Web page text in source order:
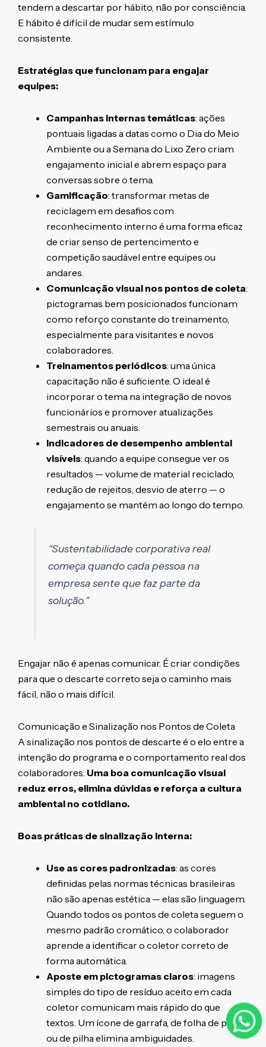
tendem a descartar por hábito, não por consciência.
E hábito é difícil de mudar sem estímulo
consistente.
Estratégias que funcionam para engajar
equipes:
Campanhas internas temáticas: ações
pontuais ligadas a datas como o Dia do Meio
Ambiente ou a Semana do Lixo Zero criam
engajamento inicial e abrem espaço para
conversas sobre o tema.
Gamificação: transformar metas de
reciclagem em desafios com
reconhecimento interno é uma forma eficaz
de criar senso de pertencimento e
competição saudável entre equipes ou
andares.
Comunicação visual nos pontos de coleta:
pictogramas bem posicionados funcionam
como reforço constante do treinamento,
especialmente para visitantes e novos
colaboradores.
Treinamentos periódicos: uma única
capacitação não é suficiente. O ideal é
incorporar o tema na integração de novos
funcionários e promover atualizações
semestrais ou anuais.
Indicadores de desempenho ambiental
visíveis: quando a equipe consegue ver os
resultados — volume de material reciclado,
redução de rejeitos, desvio de aterro — o
engajamento se mantém ao longo do tempo.
“Sustentabilidade corporativa real
começa quando cada pessoa na
empresa sente que faz parte da
solução.”
Engajar não é apenas comunicar. É criar condições
para que o descarte correto seja o caminho mais
fácil, não o mais difícil.
Comunicação e Sinalização nos Pontos de Coleta
A sinalização nos pontos de descarte é o elo entre a
intenção do programa e o comportamento real dos
colaboradores. Uma boa comunicação visual
reduz erros, elimina dúvidas e reforça a cultura
ambiental no cotidiano.
Boas práticas de sinalização interna:
Use as cores padronizadas: as cores
definidas pelas normas técnicas brasileiras
não são apenas estética — elas são linguagem.
Quando todos os pontos de coleta seguem o
mesmo padrão cromático, o colaborador
aprende a identificar o coletor correto de
forma automática.
Aposte em pictogramas claros: imagens
simples do tipo de resíduo aceito em cada
coletor comunicam mais rápido do que
textos. Um ícone de garrafa, de folha de papel
ou de pilha elimina ambiguidades.